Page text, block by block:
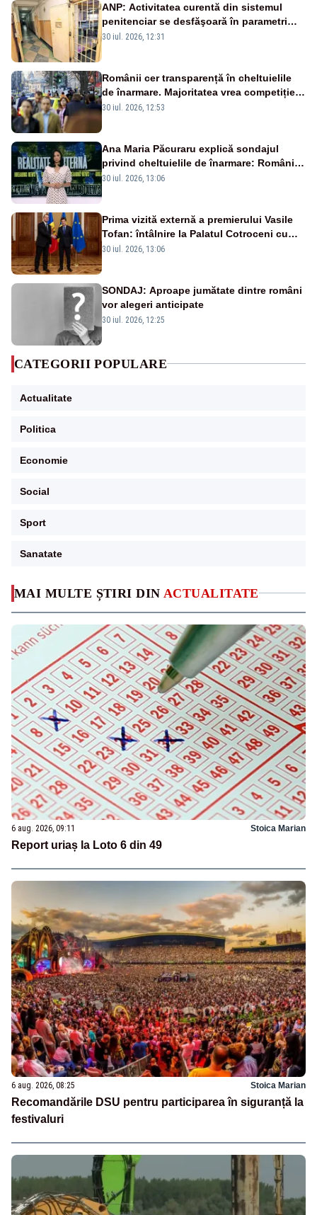
MAI MULTE ȘTIRI DIN ACTUALITATE
6 aug. 2026, 09:11 Stoica Marian
Report uriaș la Loto 6 din 49
6 aug. 2026, 08:25 Stoica Marian
Recomandările DSU pentru participarea în siguranță la
festivaluri
ANP: Activitatea curentă din sistemul
penitenciar se desfăşoară în parametri
normali
30 iul. 2026, 12:31
Românii cer transparență în cheltuielile
de înarmare. Majoritatea vrea competiție
reală și industrie locală – SONDAJ
30 iul. 2026, 12:53
Ana Maria Păcuraru explică sondajul
privind cheltuielile de înarmare: Românii
cer transparență în achiziții și un echilibru
30 iul. 2026, 13:06
Prima vizită externă a premierului Vasile
Tofan: întâlnire la Palatul Cotroceni cu
președintele Nicușor Dan
30 iul. 2026, 13:06
SONDAJ: Aproape jumătate dintre români
vor alegeri anticipate
30 iul. 2026, 12:25
CATEGORII POPULARE
Actualitate
Politica
Economie
Social
Sport
Sanatate